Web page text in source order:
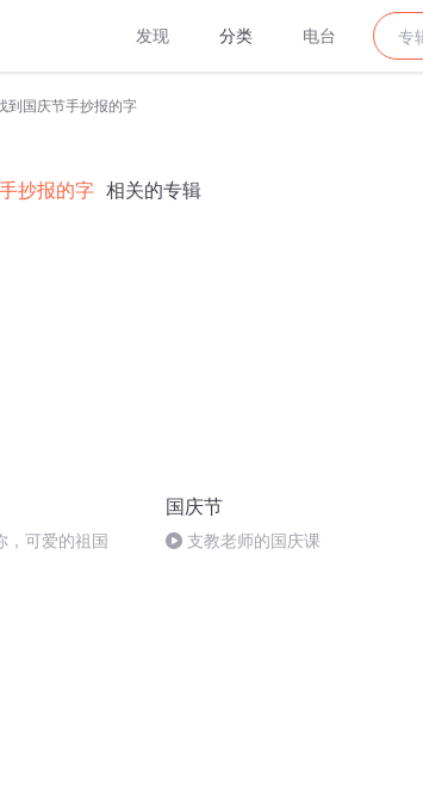
发现 分类 电台
到国庆节手抄报的字
抄报的字 相关的专辑
，可爱的祖国
国庆节
支教老师的国庆课